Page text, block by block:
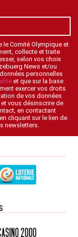
le Comité Olympique et
collecte et traite
selon vos choix
News et/ou
personnelles
et que sur la base
exercer vos droits
de vos données
vous désinscrire de
en contactant
cliquant sur le lien de
newsletters.